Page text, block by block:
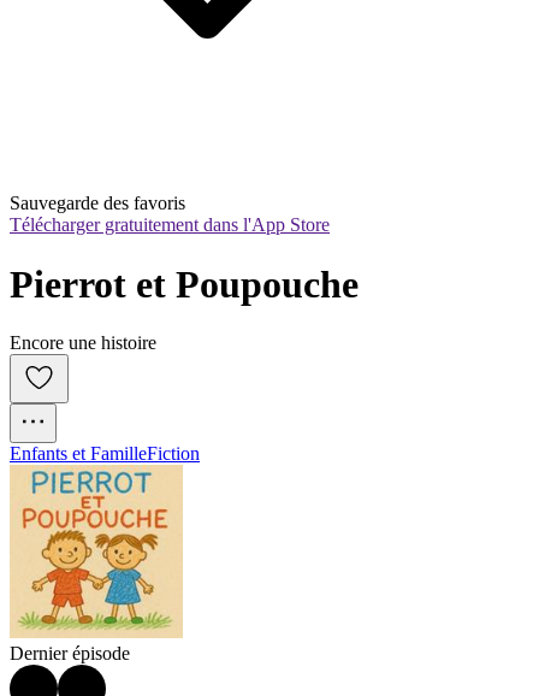
Sauvegarde des favoris
Télécharger gratuitement dans l'App Store
Pierrot et Poupouche
Encore une histoire
Enfants et FamilleFiction
Dernier épisode